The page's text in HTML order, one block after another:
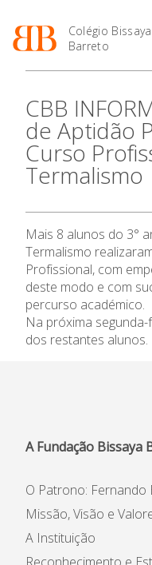
Colégio Bissaya
Barreto
Projeto Educativo
Organização
Colaboradores Docentes
Colaboradores Não
Ofertas de emprego
Regulamentos
Jornal “O Coreto”
Privacidade
Enriquecimento Curricular
Oferta Curricular
Atividades
Serviços
Letiva
Academia de Línguas
Profissionais
Matrículas
Horários e Manuais
Curso de Técnico de
Curso de Técnico/a de
à Família e à Comunidade
Ofertas de Emprego
2027
Calendários
Portal do Professor
Portal do Aluno/
SIGE
Secretariado de Exames
CBB
de Aptidão
Curso
Termalismo
Mais 8 alunos do 3°
Termalismo
Profissional, com
deste modo e com
percurso académico.
Na próxima
dos restantes alunos.
A Fundação Bissaya
O Patrono: Fernando
Missão, Visão e
A Instituição